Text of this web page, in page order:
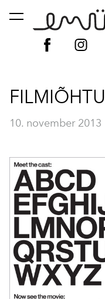
lisati ostukorvi.
10. november 2013